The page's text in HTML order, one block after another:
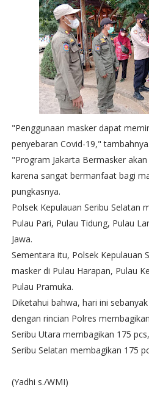
"Penggunaan masker dapat
penyebaran Covid-19," tambahnya.
"Program Jakarta Bermasker
karena sangat bermanfaat bagi
pungkasnya.
Polsek Kepulauan Seribu Selatan
Pulau Pari, Pulau Tidung, Pulau
Jawa.
Sementara itu, Polsek Kepulauan
masker di Pulau Harapan, Pulau
Pulau Pramuka.
Diketahui bahwa, hari ini
dengan rincian Polres
Seribu Utara membagikan 175
Seribu Selatan membagikan 175
(Yadhi s./WMI)